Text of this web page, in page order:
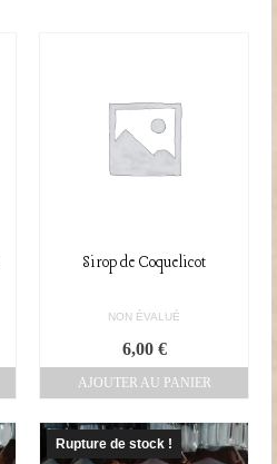
Sirop de Coquelicot
NON ÉVALUÉ
6,00 €
AJOUTER AU PANIER
Rupture de stock !